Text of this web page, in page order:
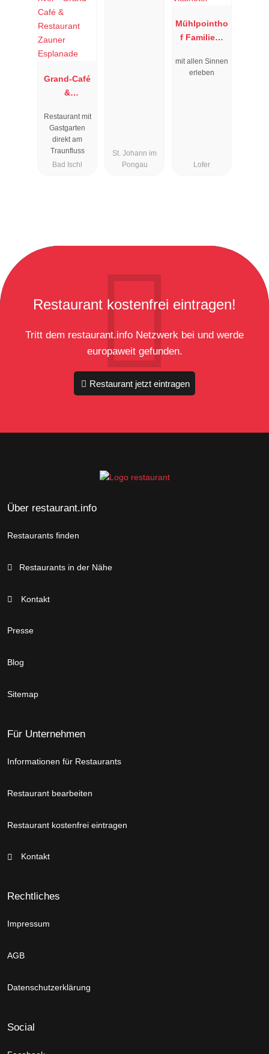
Grand-Café
&
Zauner
Esplanade
Restaurant mit
Gastgarten
direkt am
Traunfluss
Bad Ischl
St. Johann im
Pongau
Mühlpointho
f Familien-
mit allen Sinnen
erleben
Lofer
Restaurant kostenfrei eintragen!
Tritt dem restaurant.info Netzwerk bei und werde
europaweit gefunden.
Restaurant jetzt eintragen
Über restaurant.info
Restaurants finden
Restaurants in der Nähe
Kontakt
Presse
Blog
Sitemap
Für Unternehmen
Informationen für Restaurants
Restaurant bearbeiten
Restaurant kostenfrei eintragen
Kontakt
Rechtliches
Impressum
AGB
Datenschutzerklärung
Social